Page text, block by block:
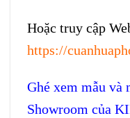
Hoặc truy cập
https://
Ghé xem mẫu và
Showroom của